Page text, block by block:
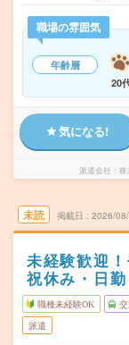
職場の雰囲気
年齢層
20
気になる!
派遣会社 株
未読 掲載日 2026/
未経験歓迎
祝休み・日
職種未経験OK
派遣